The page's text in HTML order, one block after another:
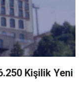
Kişilik Yeni